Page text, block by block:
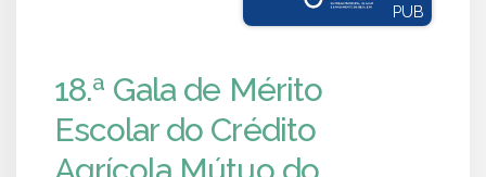
PUB
18.ª Gala de Mérito
Escolar do Crédito